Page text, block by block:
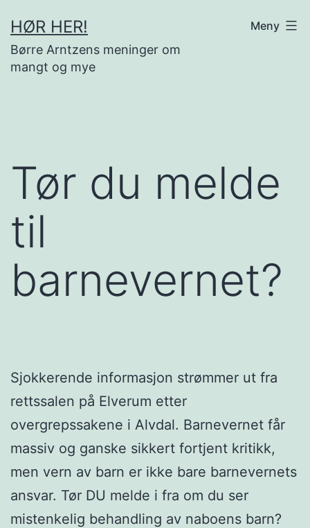
til
innhold
HØR HER!
Børre Arntzens meninger om
mangt og mye
Meny
Tør du melde
til
barnevernet?
Sjokkerende informasjon strømmer ut fra
rettssalen på Elverum etter
overgrepssakene i Alvdal. Barnevernet får
massiv og ganske sikkert fortjent kritikk,
men vern av barn er ikke bare barnevernets
ansvar. Tør DU melde i fra om du ser
mistenkelig behandling av naboens barn?